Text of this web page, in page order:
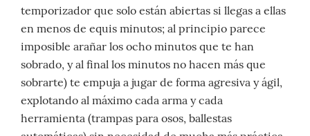
temporizador que solo están abiertas si llegas a ellas
en menos de equis minutos; al principio parece
imposible arañar los ocho minutos que te han
sobrado, y al final los minutos no hacen más que
sobrarte) te empuja a jugar de forma agresiva y ágil,
explotando al máximo cada arma y cada
herramienta (trampas para osos, ballestas